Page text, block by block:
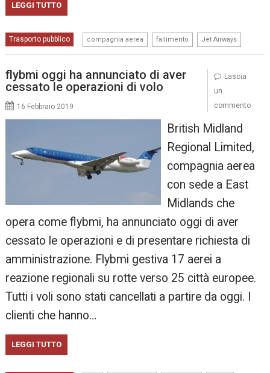
LEGGI TUTTO
Trasporto pubblico compagnia aerea fallimento Jet Airways
flybmi oggi ha annunciato di aver
cessato le operazioni di volo
16 Febbraio 2019
British Midland
Regional Limited,
compagnia aerea
con sede a East
Midlands che
opera come flybmi, ha annunciato oggi di aver
cessato le operazioni e di presentare richiesta di
amministrazione. Flybmi gestiva 17 aerei a
reazione regionali su rotte verso 25 città europee.
Tutti i voli sono stati cancellati a partire da oggi. I
clienti che hanno…
LEGGI TUTTO
Lascia
un
commento